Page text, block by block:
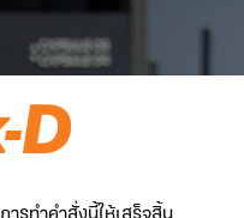
รทำคำสั่งนี้ให้เสร็จสิ้น